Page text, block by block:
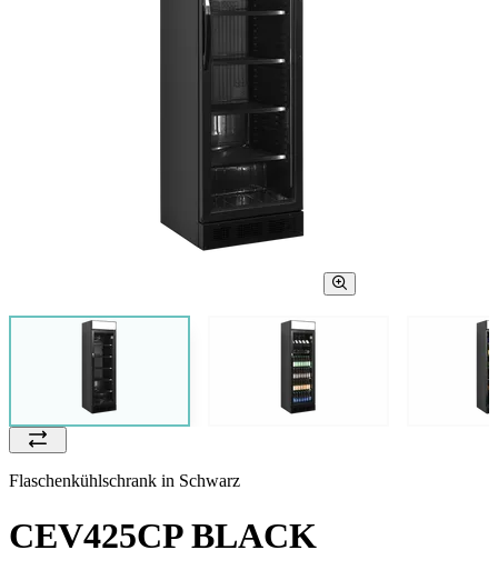
Flaschenkühlschrank in Schwarz
CEV425CP BLACK